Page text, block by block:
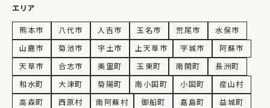
エリア
熊本市 八代市 人吉市 玉名市 荒尾市
水俣市
山鹿市
菊池市 宇土市 上天草市 宇城市
阿蘇市
天草市
合志市 美里町 玉東町 南関町
長洲町
和水町
大津町 菊陽町 南小国町 小国町
産山村
高森町
西原村 南阿蘇村 御船町 嘉島町
益城町